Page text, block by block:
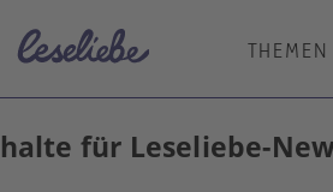
THEMEN
für Leseliebe-